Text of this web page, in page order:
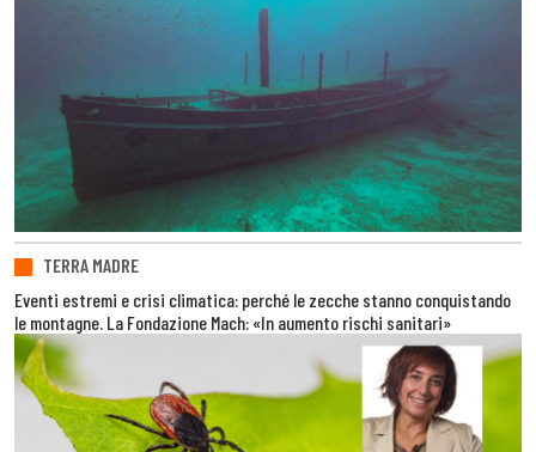
TERRA MADRE
Eventi estremi e crisi climatica: perché le zecche stanno conquistando
le montagne. La Fondazione Mach: «In aumento rischi sanitari»